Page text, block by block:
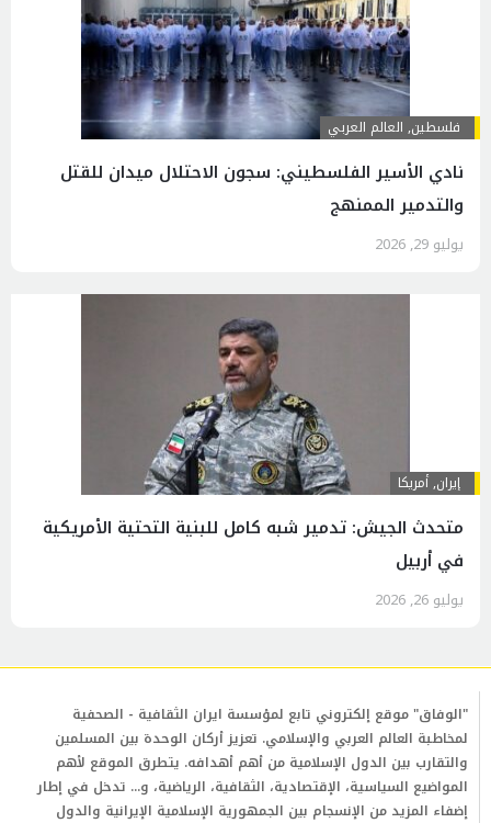
فلسطين, العالم العربي
نادي الأسير الفلسطيني: سجون الاحتلال ميدان للقتل
والتدمير الممنهج
يوليو 29, 2026
إيران,أمريكا
متحدث الجيش: تدمير شبه كامل للبنية التحتية الأمريكية
في أربيل
يوليو 26, 2026
"الوفاق" موقع إلكتروني تابع لمؤسسة ايران الثقافية - الصحفية
لمخاطبة العالم العربي والإسلامي. تعزيز أركان الوحدة بين المسلمين
والتقارب بين الدول الإسلامية من أهم أهدافه. يتطرق الموقع لأهم
المواضيع السياسية، الإقتصادية، الثقافية، الرياضية، و... تدخل في إطار
إضفاء المزيد من الإنسجام بين الجمهورية الإسلامية الإيرانية والدول